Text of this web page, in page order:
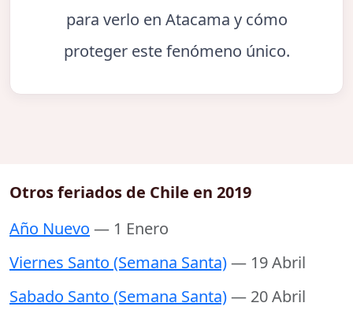
para verlo en Atacama y cómo
proteger este fenómeno único.
Otros feriados de Chile en 2019
Año Nuevo — 1 Enero
Viernes Santo (Semana Santa)— 19 Abril
Sabado Santo (Semana Santa)— 20 Abril